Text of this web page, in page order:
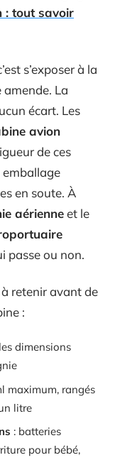
: tout savoir
s’exposer à la
La
écart. Les
avion
de ces
emballage
en soute. À
aérienneet le
passe ou non.
retenir avant de
:
dimensions
maximum, rangés
litre
: batteries
pour bébé,